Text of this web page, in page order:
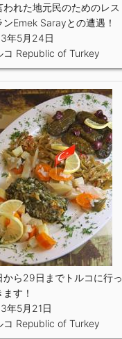
われた地元民のためのレス
ンEmek Sarayとの遭遇！
年5月24日
コ Republic of Turkey
から29日までトルコに行っ
ます！
年5月21日
コ Republic of Turkey